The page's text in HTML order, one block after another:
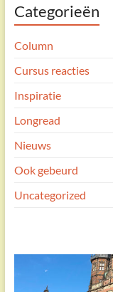
Categorieën
Column
Cursus reacties
Inspiratie
Longread
Nieuws
Ook gebeurd
Uncategorized